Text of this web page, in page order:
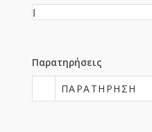
Παρατηρήσεις
ΠΑΡΑΤΉΡΗΣΗ